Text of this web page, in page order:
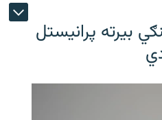
بیرته پرانیستل